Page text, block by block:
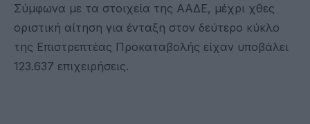
Σύμφωνα με τα στοιχεία της ΑΑΔΕ, μέχρι χθες
οριστική αίτηση για ένταξη στον δεύτερο κύκλο
της Επιστρεπτέας Προκαταβολής είχαν υποβάλει
123.637 επιχειρήσεις.